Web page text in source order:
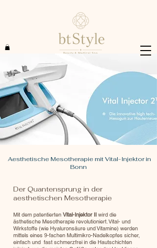
Der Quantensprung in der
aesthetischen Mesotherapie
Mit dem patentierten Vital-Injektor II wird die
ästhetische Mesotherapie revolutioniert. Vital- und
Wirkstoffe (wie Hyaluronsäure und Vitamine) werden
mittels eines 9-fachen Multimikro-Nadelkopfes sicher,
einfach und fast schmerzfrei in die Hautschichten
Aesthetische Mesotherapie mit Vital-Injektor in
Bonn